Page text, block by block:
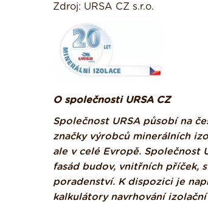
Zdroj: URSA CZ s.r.o.
O společnosti URSA CZ
Společnost URSA působí na
značky výrobců minerálních
ale v celé Evropě. Společnost
fasád budov, vnitřních příček,
poradenství. K dispozici je
kalkulátory navrhování